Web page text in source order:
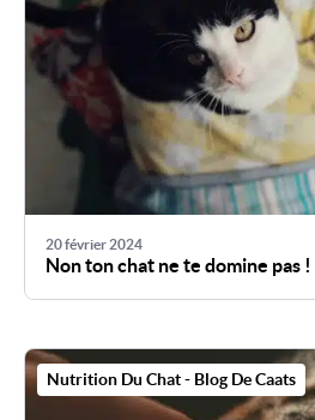
20 février 2024
Non ton chat ne te domine pas !
Nutrition Du Chat - Blog De Caats